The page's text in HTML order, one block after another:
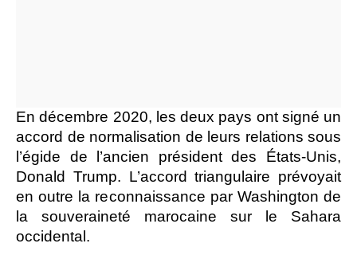
En décembre 2020, les deux pays ont signé un
accord de normalisation de leurs relations sous
l’égide de l’ancien président des États-Unis,
Donald Trump. L’accord triangulaire prévoyait
en outre la reconnaissance par Washington de
la souveraineté marocaine sur le Sahara
occidental.